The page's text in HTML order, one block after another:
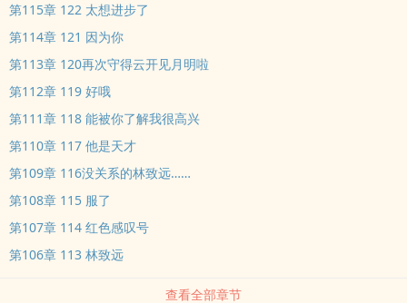
第115章 122 太想进步了
第114章 121 因为你
第113章 120再次守得云开见月明啦
第112章 119 好哦
第111章 118 能被你了解我很高兴
第110章 117 他是天才
第109章 116没关系的林致远……
第108章 115 服了
第107章 114 红色感叹号
第106章 113 林致远
查看全部章节